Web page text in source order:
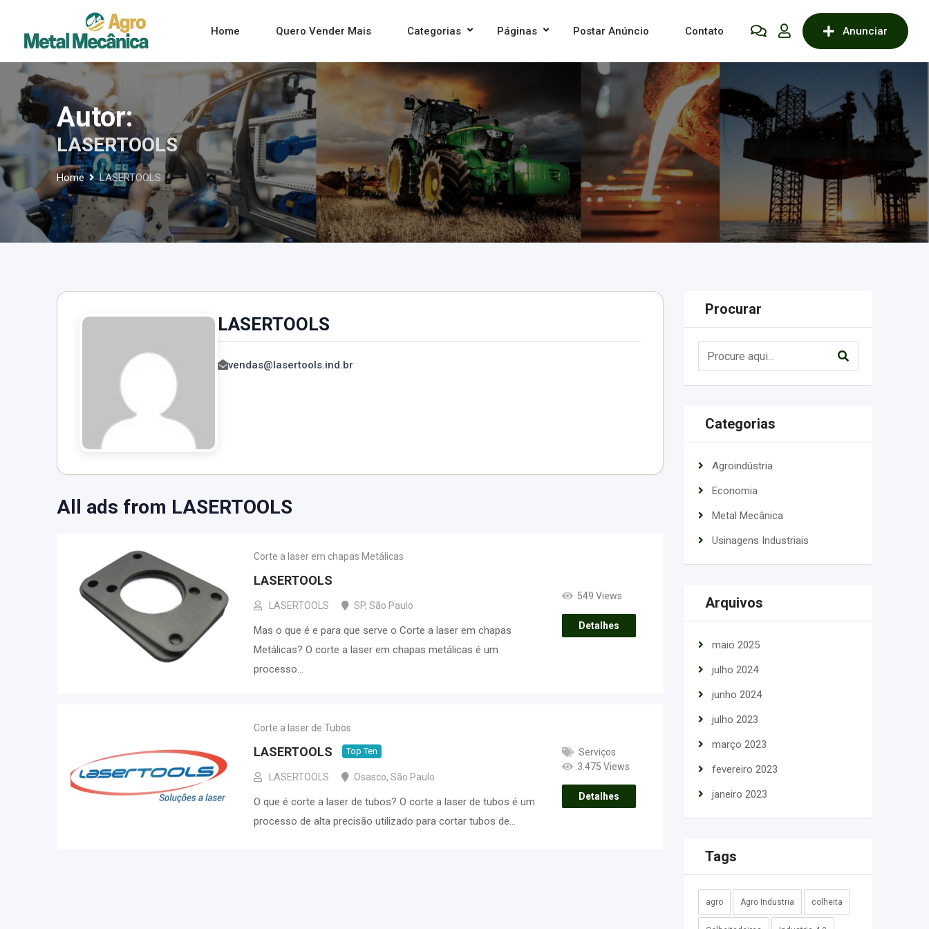
content
Anunciar
Home Quero Vender Mais Categorias Páginas Postar Anúncio Contato
Autor:
LASERTOOLS
Home LASERTOOLS
LASERTOOLS
vendas@lasertools.ind.br
All ads from LASERTOOLS
Corte a laser em chapas Metálicas
LASERTOOLS
LASERTOOLS SP, São Paulo
Mas o que é e para que serve o Corte a laser em chapas
Metálicas? O corte a laser em chapas metálicas é um
processo…
549 Views
Detalhes
Corte a laser de Tubos
LASERTOOLS Top Ten
LASERTOOLS Osasco, São Paulo
O que é corte a laser de tubos? O corte a laser de tubos é um
processo de alta precisão utilizado para cortar tubos de…
Serviços
3.475 Views
Detalhes
Procurar
Categorias
Agroindústria
Economia
Metal Mecânica
Usinagens Industriais
Arquivos
maio 2025
julho 2024
junho 2024
julho 2023
março 2023
fevereiro 2023
janeiro 2023
Tags
agro Agro Industria colheita